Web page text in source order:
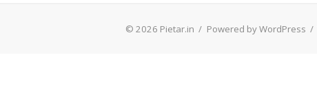
© 2026 Pietar.in / Powered by WordPress /